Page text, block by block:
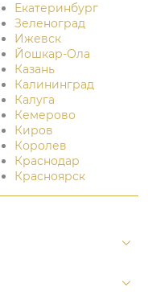
Екатеринбург
Зеленоград
Ижевск
Йошкар-Ола
Казань
Калининград
Калуга
Кемерово
Киров
Королев
Краснодар
Красноярск